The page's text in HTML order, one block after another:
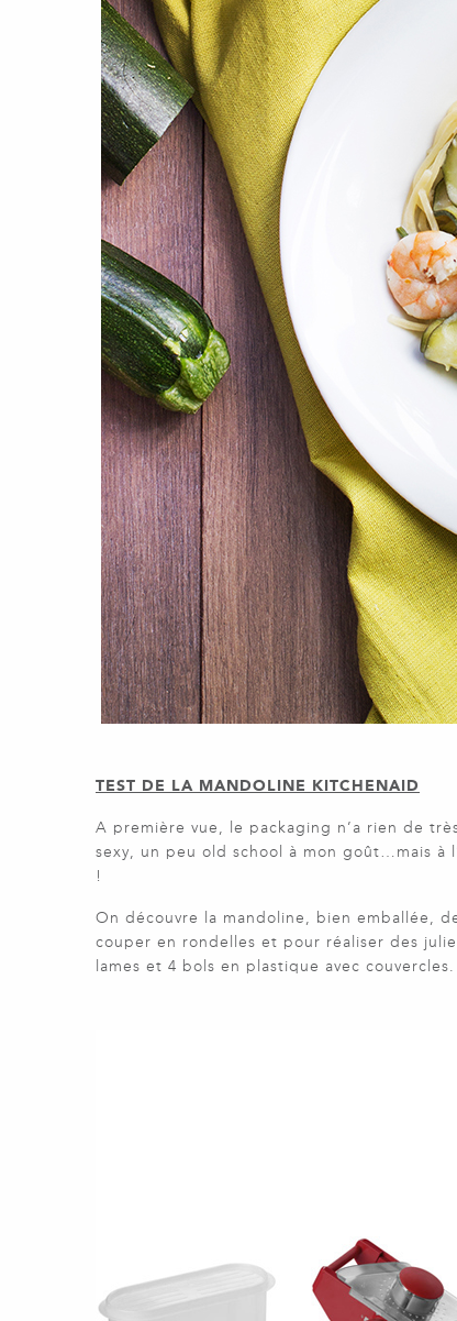
TEST DE LA MANDOLINE KITCHENAID
A première vue, le packaging n’a rien de
sexy, un peu old school à mon goût…mais à
!
On découvre la mandoline, bien emballée,
couper en rondelles et pour réaliser des
lames et 4 bols en plastique avec couvercles.